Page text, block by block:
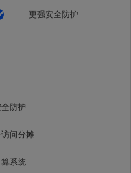
更强安全防护
防护
问分摊
系统